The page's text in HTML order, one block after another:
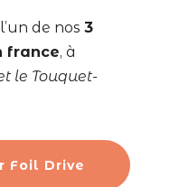
de nos 3
france, à
le Touquet-
Foil Drive